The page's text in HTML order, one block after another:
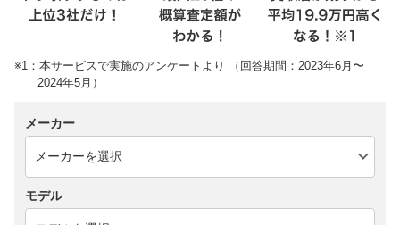
※1：本サービスで実施のアンケートより （回答期間：2023年6月〜
2024年5月）
メーカー
モデル